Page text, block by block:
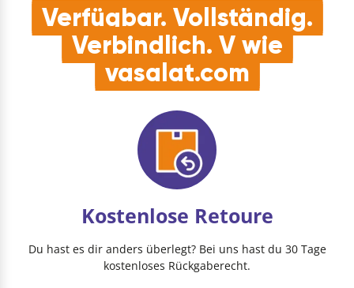
Verfügbar. Vollständig.
Verbindlich. V wie
vasalat.com
Kostenlose Retoure
Du hast es dir anders überlegt? Bei uns hast du 30 Tage
kostenloses Rückgaberecht.